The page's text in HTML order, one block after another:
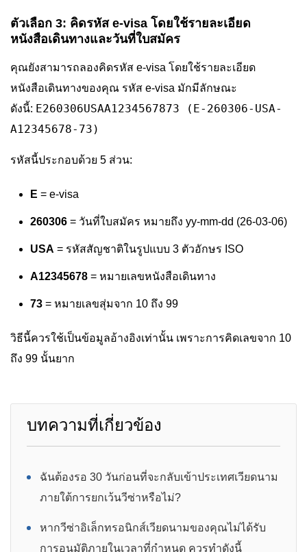
ตัวเลือก 3: คิดรหัส e-visa โดยใช้รายละเอียด
หนังสือเดินทางและวันที่ใบสมัคร
คุณยังสามารถลองคิดรหัส e-visa โดยใช้รายละเอียด
หนังสือเดินทางของคุณ รหัส e-visa มักมีลักษณะ
ดังนี้: E260306USAA1234567873 (E-260306-USA-
A12345678-73)
รหัสนี้ประกอบด้วย 5 ส่วน:
E = e-visa
260306 = วันที่ใบสมัคร หมายถึง yy-mm-dd (26-03-06)
USA = รหัสสัญชาติในรูปแบบ 3 ตัวอักษร ISO
A12345678 = หมายเลขหนังสือเดินทาง
73 = หมายเลขสุ่มจาก 10 ถึง 99
วิธีนี้ควรใช้เป็นข้อมูลอ้างอิงเท่านั้น เพราะการคิดเลขจาก 10
ถึง 99 นั้นยาก
บทความที่เกี่ยวข้อง
ฉันต้องรอ 30 วันก่อนที่จะกลับเข้าประเทศเวียดนาม
ภายใต้การยกเว้นวีซ่าหรือไม่?
หากวีซ่าอิเล็กทรอนิกส์เวียดนามของคุณไม่ได้รับ
การอนุมัติภายในเวลาที่กำหนด ควรทำดังนี้